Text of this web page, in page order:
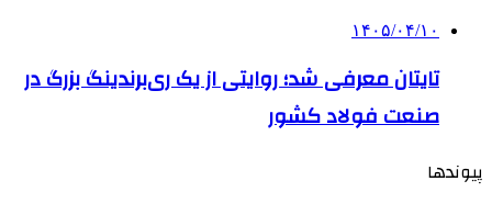
۱۴۰۵/۰۴/۱۰
تایتان معرفی شد؛ روایتی از یک ری‌برندینگ بزرگ در
صنعت فولاد کشور
پیوندها